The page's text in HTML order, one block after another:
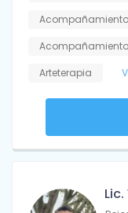
Arteterapia